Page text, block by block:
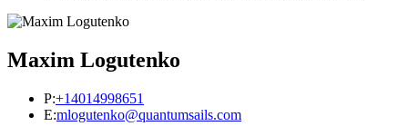
Maxim Logutenko
P:+14014998651
E:mlogutenko@quantumsails.com